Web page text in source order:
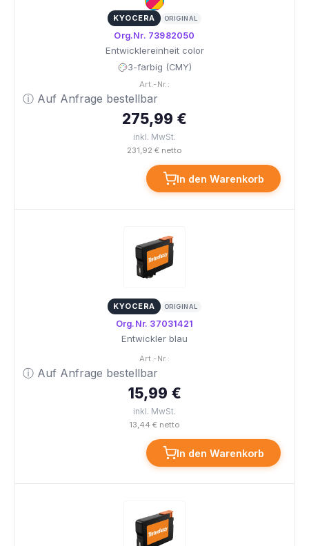
KYOCERA ORIGINAL
Org.Nr. 73982050
Entwicklereinheit color
3-farbig (CMY)
Art.-Nr.:
ⓘ Auf Anfrage bestellbar
275,99 €
inkl. MwSt.
231,92 € netto
In den Warenkorb
KYOCERA ORIGINAL
Org.Nr. 37031421
Entwickler blau
Art.-Nr.:
ⓘ Auf Anfrage bestellbar
15,99 €
inkl. MwSt.
13,44 € netto
In den Warenkorb